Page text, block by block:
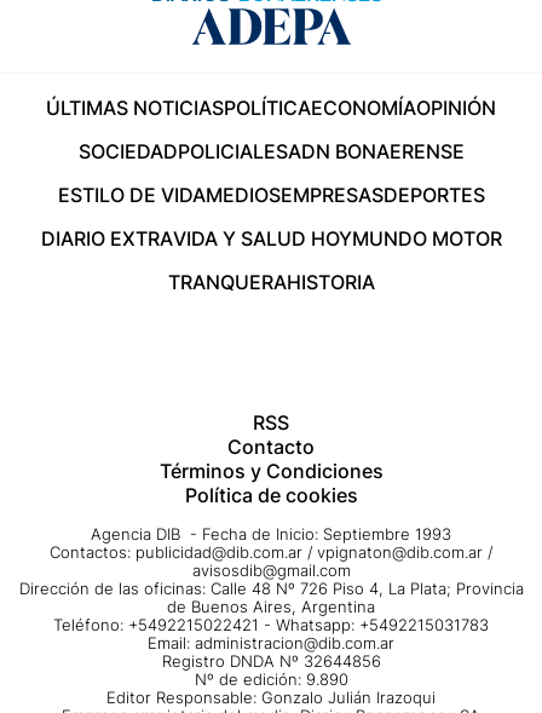
ÚLTIMAS NOTICIASPOLÍTICAECONOMÍAOPINIÓN
SOCIEDADPOLICIALESADN BONAERENSE
ESTILO DE VIDAMEDIOSEMPRESASDEPORTES
DIARIO EXTRAVIDA Y SALUD HOYMUNDO MOTOR
TRANQUERAHISTORIA
RSS
Contacto
Términos y Condiciones
Política de cookies
Agencia DIB - Fecha de Inicio: Septiembre 1993
Contactos: publicidad@dib.com.ar / vpignaton@dib.com.ar /
avisosdib@gmail.com
Dirección de las oficinas: Calle 48 Nº 726 Piso 4, La Plata; Provincia
de Buenos Aires, Argentina
Teléfono: +5492215022421 - Whatsapp: +5492215031783
Email: administracion@dib.com.ar
Registro DNDA Nº 32644856
Nº de edición: 9.890
Editor Responsable: Gonzalo Julián Irazoqui